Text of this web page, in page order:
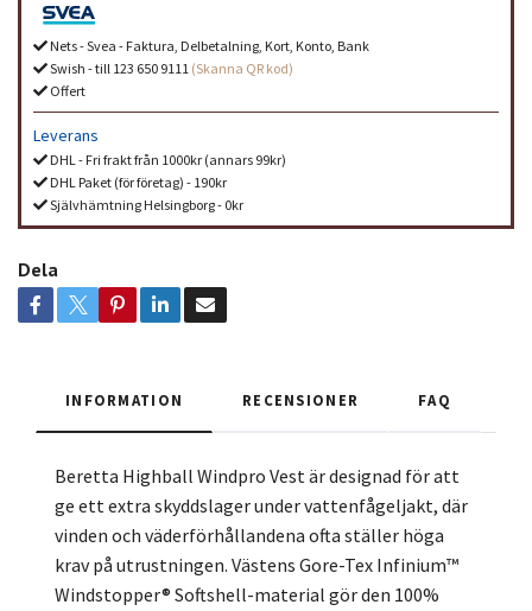
Nets - Svea - Faktura, Delbetalning, Kort, Konto, Bank
Swish - till 123 650 9111 (Skanna QR kod)
Offert
Leverans
DHL - Fri frakt från 1000kr (annars 99kr)
DHL Paket (för företag) - 190kr
Självhämtning Helsingborg - 0kr
Dela
INFORMATION RECENSIONER FAQ
Beretta Highball Windpro Vest är designad för att
ge ett extra skyddslager under vattenfågeljakt, där
vinden och väderförhållandena ofta ställer höga
krav på utrustningen. Västens Gore-Tex Infinium™
Windstopper® Softshell-material gör den 100%